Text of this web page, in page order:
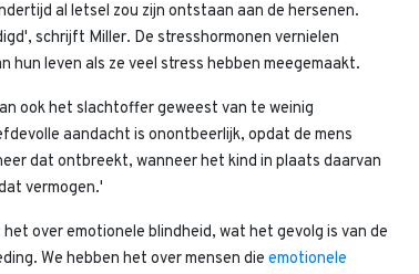
al letsel zou zijn ontstaan aan de hersenen.
schrijft Miller. De stresshormonen vernielen
hun leven als ze veel stress hebben meegemaakt.
ook het slachtoffer geweest van te weinig
aandacht is onontbeerlijk, opdat de mens
dat ontbreekt, wanneer het kind in plaats daarvan
vermogen.'
over emotionele blindheid, wat het gevolg is van de
We hebben het over mensen die emotionele